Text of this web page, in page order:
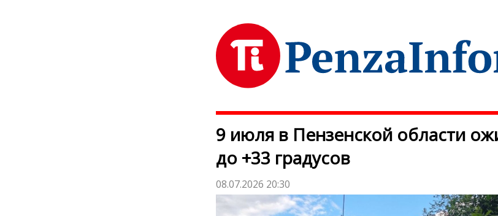
9 июля в Пензенской области
до +33 градусов
08.07.2026 20:30